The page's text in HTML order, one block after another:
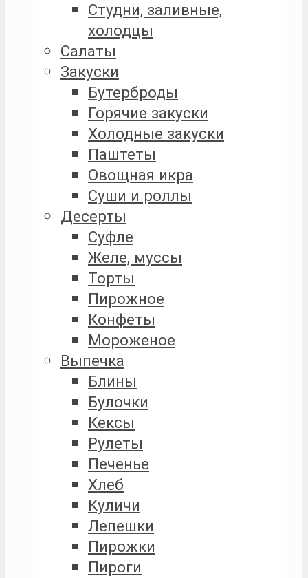
Студни, заливные,
холодцы
Салаты
Закуски
Бутерброды
Горячие закуски
Холодные закуски
Паштеты
Овощная икра
Суши и роллы
Десерты
Суфле
Желе, муссы
Торты
Пирожное
Конфеты
Мороженое
Выпечка
Блины
Булочки
Кексы
Рулеты
Печенье
Хлеб
Куличи
Лепешки
Пирожки
Пироги